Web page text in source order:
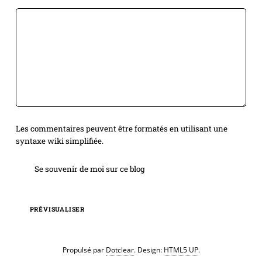
Les commentaires peuvent être formatés en utilisant une
syntaxe wiki simplifiée.
Se souvenir de moi sur ce blog
PRÉVISUALISER
Propulsé par Dotclear. Design: HTML5 UP.